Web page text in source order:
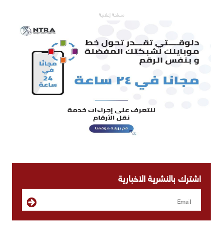
مساحة إعلانية
اشترك بالنشرية الاخبارية